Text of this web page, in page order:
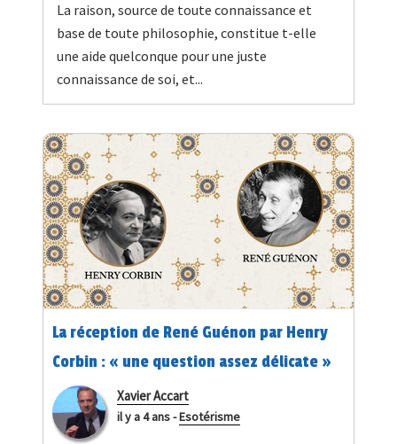
La raison, source de toute connaissance et
base de toute philosophie, constitue t-elle
une aide quelconque pour une juste
connaissance de soi, et...
La réception de René Guénon par Henry
Corbin : « une question assez délicate »
Xavier Accart
il y a 4 ans-Esotérisme